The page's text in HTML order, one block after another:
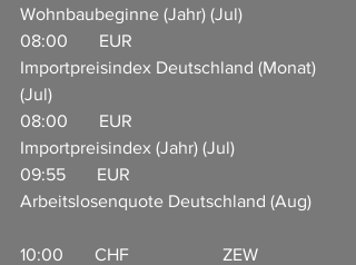
Wohnbaubeginne (Jahr) (Jul)
08:00       EUR
Importpreisindex Deutschland (Monat)
(Jul)
08:00       EUR
Importpreisindex (Jahr) (Jul)
09:55       EUR
Arbeitslosenquote Deutschland (Aug)
10:00       CHF                     ZEW